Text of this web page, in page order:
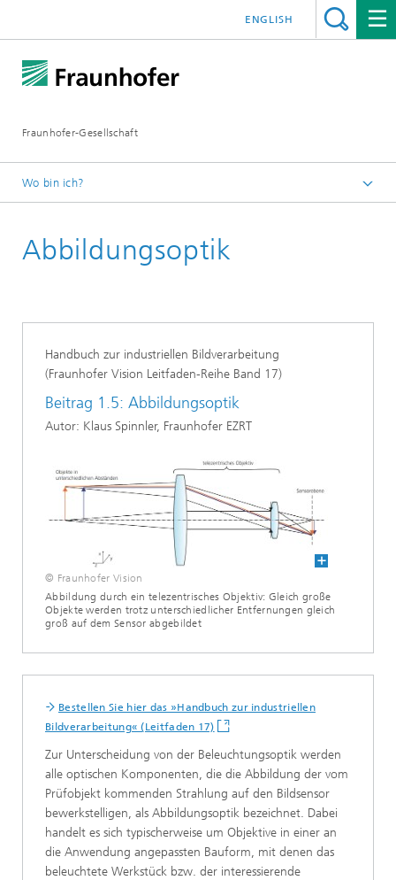
Fraunhofer-Gesellschaft
ENGLISH
Wo bin ich?
Publikationen
Abbildungsoptik
Handbuch zur industriellen Bildverarbeitung
(Fraunhofer Vision Leitfaden-Reihe Band 17)
Beitrag 1.5: Abbildungsoptik
Autor: Klaus Spinnler, Fraunhofer EZRT
© Fraunhofer Vision
Abbildung durch ein telezentrisches Objektiv: Gleich große
Objekte werden trotz unterschiedlicher Entfernungen gleich
groß auf dem Sensor abgebildet
Bestellen Sie hier das »Handbuch zur industriellen
Bildverarbeitung« (Leitfaden 17)
Zur Unterscheidung von der Beleuchtungsoptik werden
alle optischen Komponenten, die die Abbildung der vom
Prüfobjekt kommenden Strahlung auf den Bildsensor
bewerkstelligen, als Abbildungsoptik bezeichnet. Dabei
handelt es sich typischerweise um Objektive in einer an
die Anwendung angepassten Bauform, mit denen das
beleuchtete Werkstück bzw. der interessierende